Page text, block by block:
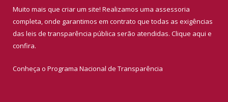
Muito mais que criar um site! Realizamos uma assessoria
completa, onde garantimos em contrato que todas as exigências
das leis de transparência pública serão atendidas. Clique aqui e
confira.
Conheça o Programa Nacional de Transparência